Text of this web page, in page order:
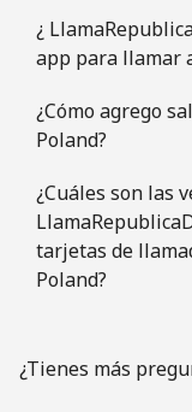
¿
app para llamar
¿Cómo agrego
Poland?
¿Cuáles son las
tarjetas de
Poland?
¿Tienes más